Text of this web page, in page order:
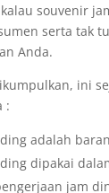
souvenir
serta tak
Anda.
ini
:
adalah
dipakai
jam